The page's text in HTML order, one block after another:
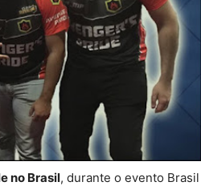
no Brasil, durante o evento Brasil